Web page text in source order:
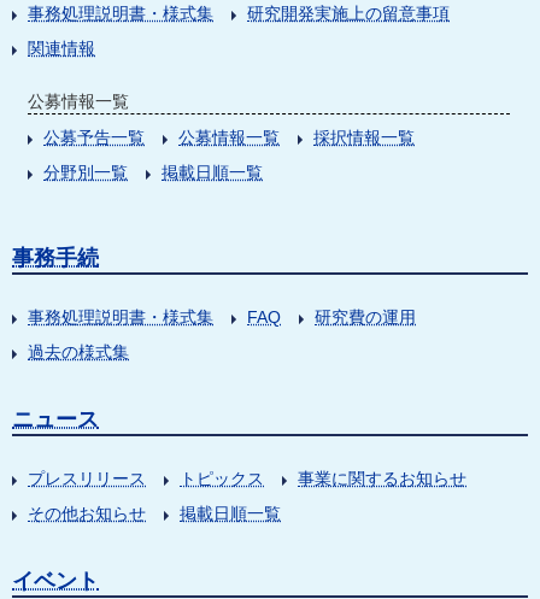
事務処理説明書・様式集
研究開発実施上の留意事項
関連情報
公募情報一覧
公募予告一覧
公募情報一覧
採択情報一覧
分野別一覧
掲載日順一覧
事務手続
事務処理説明書・様式集 FAQ
研究費の運用
過去の様式集
ニュース
プレスリリース トピックス
事業に関するお知らせ
その他お知らせ
掲載日順一覧
イベント